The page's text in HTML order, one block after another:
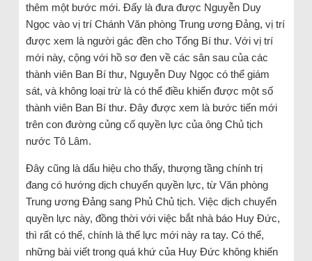
thêm một bước mới. Đấy là đưa được Nguyễn Duy
Ngọc vào vị trí Chánh Văn phòng Trung ương Đảng, vị trí
được xem là người gác đền cho Tổng Bí thư. Với vị trí
mới này, cộng với hồ sơ đen về các sân sau của các
thành viên Ban Bí thư, Nguyễn Duy Ngọc có thể giám
sát, và không loại trừ là có thể điều khiển được một số
thành viên Ban Bí thư. Đây được xem là bước tiến mới
trên con đường củng cố quyền lực của ông Chủ tịch
nước Tô Lâm.
Đây cũng là dấu hiệu cho thấy, thượng tầng chính trị
đang có hướng dịch chuyển quyền lực, từ Văn phòng
Trung ương Đảng sang Phủ Chủ tịch. Việc dịch chuyển
quyền lực này, đồng thời với việc bắt nhà báo Huy Đức,
thì rất có thể, chính là thế lực mới này ra tay. Có thể,
những bài viết trong quá khứ của Huy Đức không khiến